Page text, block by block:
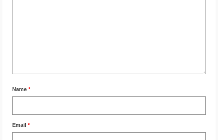
Name *
Email *